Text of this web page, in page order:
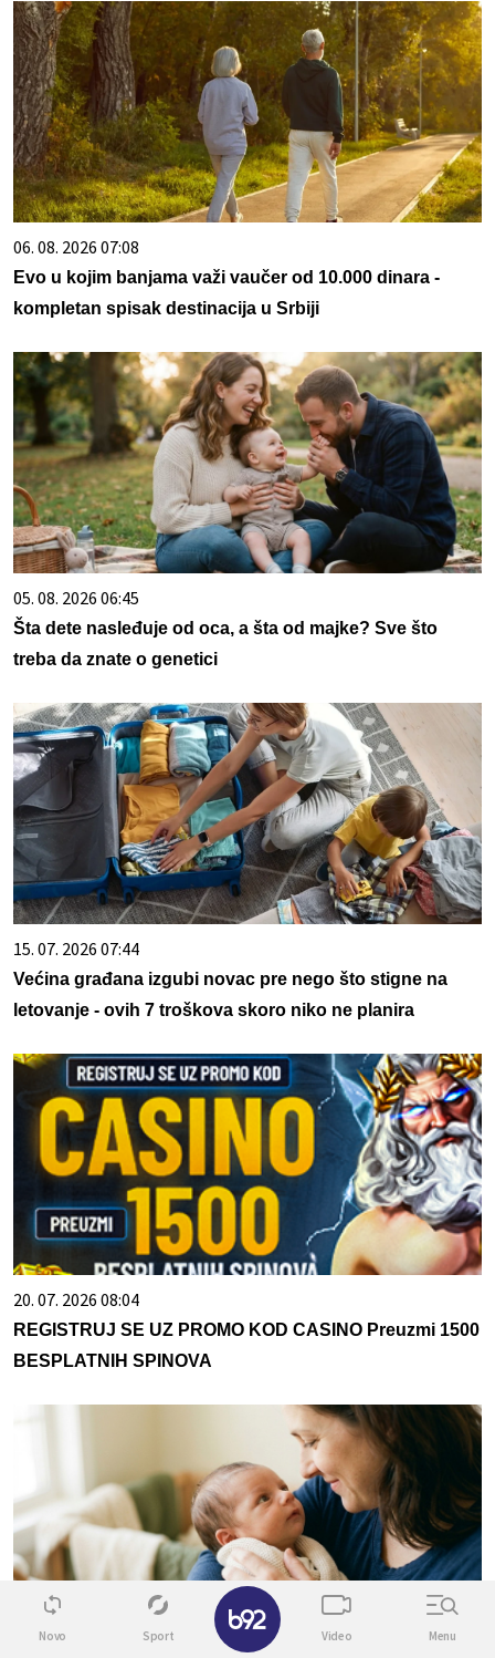
06. 08. 2026 07:08
Evo u kojim banjama važi vaučer od 10.000 dinara -
kompletan spisak destinacija u Srbiji
05. 08. 2026 06:45
Šta dete nasleđuje od oca, a šta od majke? Sve što
treba da znate o genetici
15. 07. 2026 07:44
Većina građana izgubi novac pre nego što stigne na
letovanje - ovih 7 troškova skoro niko ne planira
20. 07. 2026 08:04
REGISTRUJ SE UZ PROMO KOD CASINO Preuzmi 1500
BESPLATNIH SPINOVA
Novo Sport Video Menu
✕